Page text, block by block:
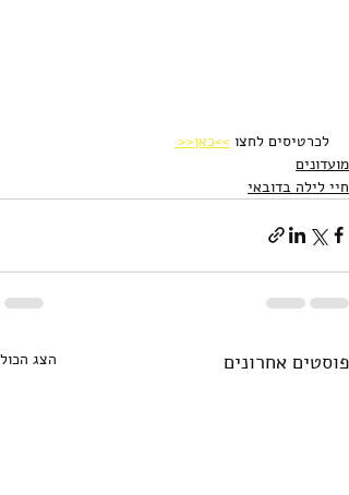
לכרטיסים לחצו >>כאן<<
מועדונים
חיי לילה בדובאי
פוסטים אחרונים הצג הכול